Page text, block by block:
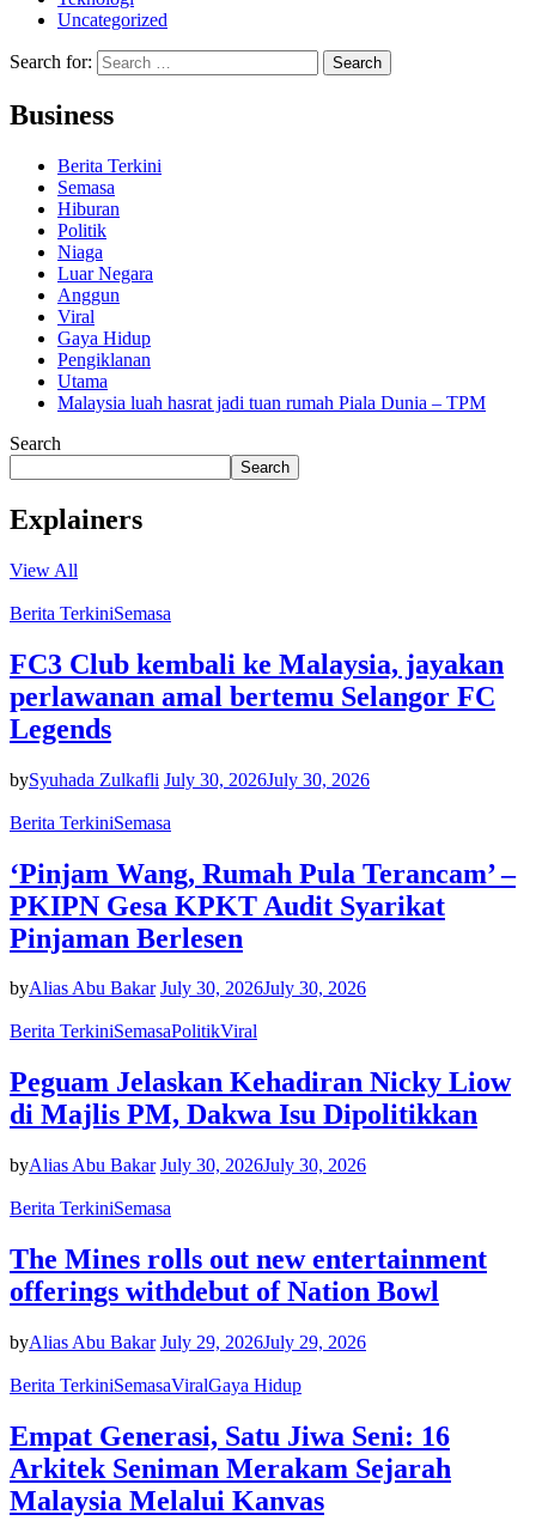
Uncategorized
Search for:
Business
Berita Terkini
Semasa
Hiburan
Politik
Niaga
Luar Negara
Anggun
Viral
Gaya Hidup
Pengiklanan
Utama
Malaysia luah hasrat jadi tuan rumah Piala Dunia – TPM
Search
Search
Explainers
View All
Berita TerkiniSemasa
FC3 Club kembali ke Malaysia, jayakan
perlawanan amal bertemu Selangor FC
Legends
bySyuhada Zulkafli July 30, 2026July 30, 2026
Berita TerkiniSemasa
‘Pinjam Wang, Rumah Pula Terancam’ –
PKIPN Gesa KPKT Audit Syarikat
Pinjaman Berlesen
byAlias Abu Bakar July 30, 2026July 30, 2026
Berita TerkiniSemasaPolitikViral
Peguam Jelaskan Kehadiran Nicky Liow
di Majlis PM, Dakwa Isu Dipolitikkan
byAlias Abu Bakar July 30, 2026July 30, 2026
Berita TerkiniSemasa
The Mines rolls out new entertainment
offerings withdebut of Nation Bowl
byAlias Abu Bakar July 29, 2026July 29, 2026
Berita TerkiniSemasaViralGaya Hidup
Empat Generasi, Satu Jiwa Seni: 16
Arkitek Seniman Merakam Sejarah
Malaysia Melalui Kanvas